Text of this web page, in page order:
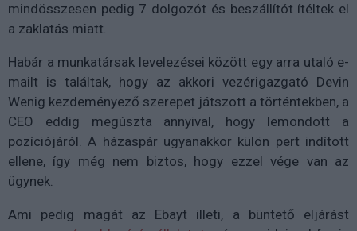
mindösszesen pedig 7 dolgozót és beszállítót ítéltek el
a zaklatás miatt.
Habár a munkatársak levelezései között egy arra utaló e-
mailt is találtak, hogy az akkori vezérigazgató Devin
Wenig kezdeményező szerepet játszott a történtekben, a
CEO eddig megúszta annyival, hogy lemondott a
pozíciójáról. A házaspár ugyanakkor külön pert indított
ellene, így még nem biztos, hogy ezzel vége van az
ügynek.
Ami pedig magát az Ebayt illeti, a büntető eljárást